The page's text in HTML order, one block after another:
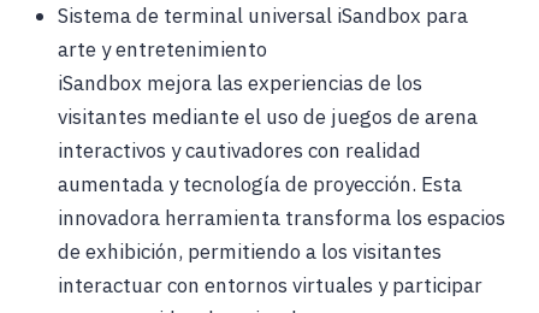
Sistema de terminal universal iSandbox para
arte y entretenimiento
iSandbox mejora las experiencias de los
visitantes mediante el uso de juegos de arena
interactivos y cautivadores con realidad
aumentada y tecnología de proyección. Esta
innovadora herramienta transforma los espacios
de exhibición, permitiendo a los visitantes
interactuar con entornos virtuales y participar